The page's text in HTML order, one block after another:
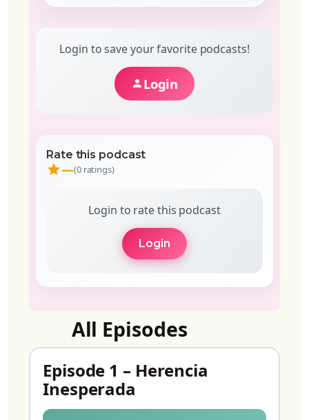
Login to save your favorite podcasts!
Login
Rate this podcast
—(0 ratings)
Login to rate this podcast
Login
All Episodes
Episode 1 – Herencia
Inesperada